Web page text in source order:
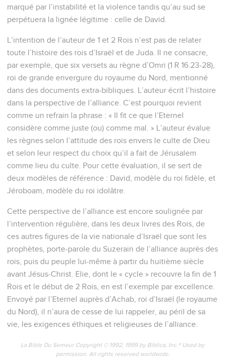
marqué par l’instabilité et la violence tandis qu’au sud se
perpétuera la lignée légitime : celle de David.
L’intention de l’auteur de 1 et 2 Rois n’est pas de relater
toute l’histoire des rois d’Israël et de Juda. Il ne consacre,
par exemple, que six versets au règne d’Omri (1 R 16.23-28),
roi de grande envergure du royaume du Nord, mentionné
dans des documents extra-bibliques. L’auteur écrit l’histoire
dans la perspective de l’alliance. C’est pourquoi revient
comme un refrain la phrase : « Il fit ce que l’Eternel
considère comme juste (ou) comme mal. » L’auteur évalue
les règnes selon l’attitude des rois envers le culte de Dieu
et selon leur respect du choix qu’il a fait de Jérusalem
comme lieu du culte. Pour cette évaluation, il se sert de
deux modèles de référence : David, modèle du roi fidèle, et
Jéroboam, modèle du roi idolâtre.
Cette perspective de l’alliance est encore soulignée par
l’intervention régulière, dans les deux livres des Rois, de
ces autres figures de la vie nationale d’Israël que sont les
prophètes, porte-parole du Suzerain de l’alliance auprès des
rois, puis du peuple lui-même à partir du huitième siècle
avant Jésus-Christ. Elie, dont le « cycle » recouvre la fin de 1
Rois et le début de 2 Rois, en est l’exemple par excellence.
Envoyé par l’Eternel auprès d’Achab, roi d’Israël (le royaume
du Nord), il n’aura de cesse de lui rappeler, au péril de sa
vie, les exigences éthiques et religieuses de l’alliance.
La Bible Du Semeur Copyright © 1992, 1999 by Biblica, Inc.® Used by
permission. All rights reserved worldwide.